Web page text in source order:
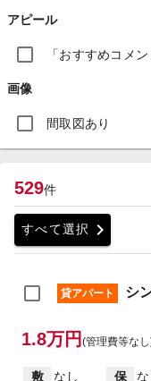
アピール
「おすすめコメ
画像
間取図あり
529件
すべて選択 chevron_right
貸アパート シ
1.8万円 (管理費等な
敷 なし 保